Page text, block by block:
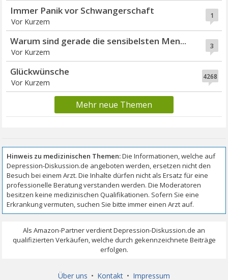
1
Immer Panik vor Schwangerschaft
Vor Kurzem
3
Warum sind gerade die sensibelsten Men...
Vor Kurzem
4268
Glückwünsche
Vor Kurzem
Mehr neue Themen
Über uns • Kontakt • Impressum